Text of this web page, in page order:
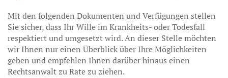
Mit den folgenden Dokumenten und Verfügungen stellen
Sie sicher, dass Ihr Wille im Krankheits- oder Todesfall
respektiert und umgesetzt wird. An dieser Stelle möchten
wir Ihnen nur einen Überblick über Ihre Möglichkeiten
geben und empfehlen Ihnen darüber hinaus einen
Rechtsanwalt zu Rate zu ziehen.